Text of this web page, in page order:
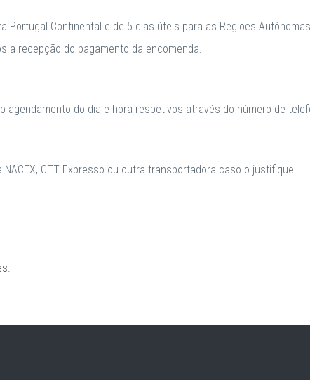
Portugal Continental e de 5 dias úteis para as Regiões
a recepção do pagamento da encomenda.
agendamento do dia e hora respetivos através do número de
CTT Expresso ou outra transportadora caso o justifique.
.